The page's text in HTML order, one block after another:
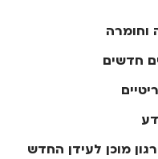
וחומרה
חדשים
מוכן לעידן החדש